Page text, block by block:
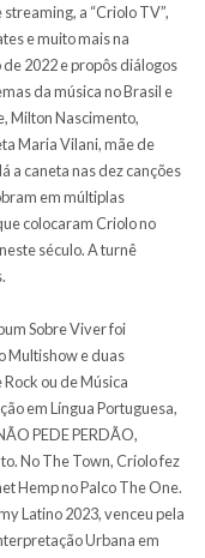
e indicado ao 20º
Musical em Versão
fevereiro de 2019, o
nova música contra
protagonizado
O clipe com
por Pedro Inoue e
pelo mundo. Etérea
Portuguesa no
para o projeto
à apresentação de
de streaming, a
debates e muito mais
maio de 2022 e propôs
da música no
Milton